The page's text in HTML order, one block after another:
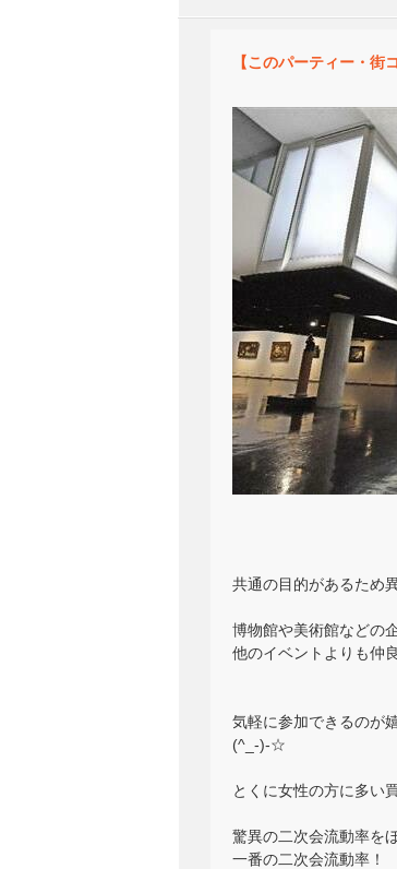
【このパーティー・街
共通の目的があるため
博物館や美術館などの
他のイベントよりも仲
気軽に参加できるのが
(^_-)-☆
とくに女性の方に多い
驚異の二次会流動率を
一番の二次会流動率！